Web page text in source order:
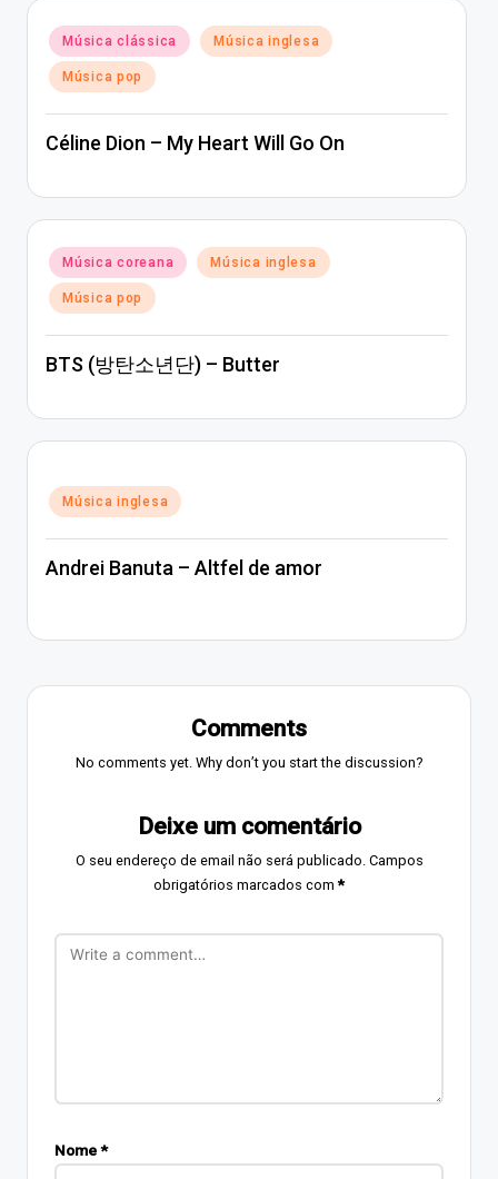
Posted
in
Música clássica Música inglesa
Música pop
Céline Dion – My Heart Will Go On
Posted
in
Música coreana Música inglesa
Música pop
BTS (방탄소년단) – Butter
Posted
in
Música inglesa
Andrei Banuta – Altfel de amor
Comments
No comments yet. Why don’t you start the discussion?
Deixe um comentário
O seu endereço de email não será publicado. Campos
obrigatórios marcados com*
Nome*